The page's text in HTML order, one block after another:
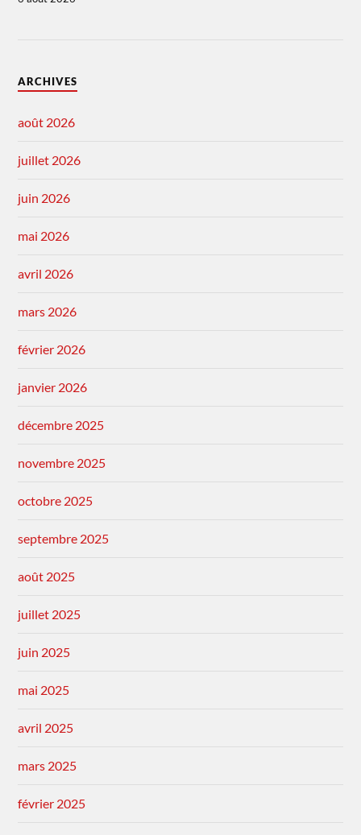
ARCHIVES
août 2026
juillet 2026
juin 2026
mai 2026
avril 2026
mars 2026
février 2026
janvier 2026
décembre 2025
novembre 2025
octobre 2025
septembre 2025
août 2025
juillet 2025
juin 2025
mai 2025
avril 2025
mars 2025
février 2025